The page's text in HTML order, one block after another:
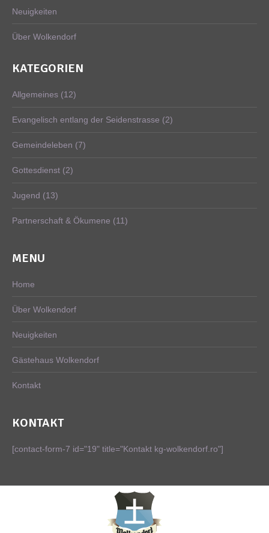
Neuigkeiten
Über Wolkendorf
KATEGORIEN
Allgemeines (12)
Evangelisch entlang der Seidenstrasse (2)
Gemeindeleben (7)
Gottesdienst (2)
Jugend (13)
Partnerschaft & Ökumene (11)
MENU
Home
Über Wolkendorf
Neuigkeiten
Gästehaus Wolkendorf
Kontakt
KONTAKT
[contact-form-7 id="19" title="Kontakt kg-wolkendorf.ro"]